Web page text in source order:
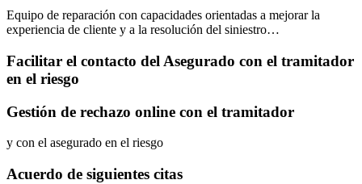
Equipo de reparación con capacidades orientadas a mejorar la
experiencia de cliente y a la resolución del siniestro…
Facilitar el contacto del Asegurado con el tramitador
en el riesgo
Gestión de rechazo online con el tramitador
y con el asegurado en el riesgo
Acuerdo de siguientes citas